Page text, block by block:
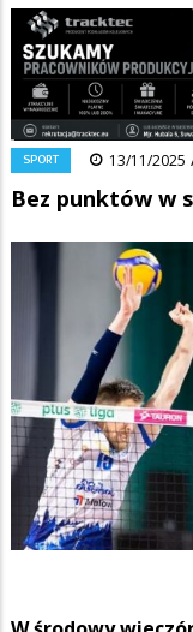
Ścieżka
Strona główna
Bez punktów w starciu
SPORT 13/11/2025
Bez punktów w